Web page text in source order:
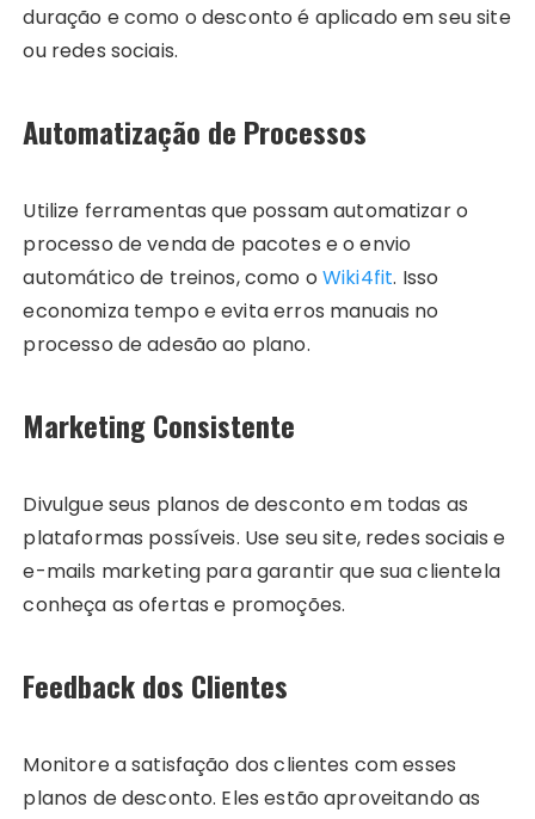
duração e como o desconto é aplicado em seu site
ou redes sociais.
Automatização de Processos
Utilize ferramentas que possam automatizar o
processo de venda de pacotes e o envio
automático de treinos, como o Wiki4fit. Isso
economiza tempo e evita erros manuais no
processo de adesão ao plano.
Marketing Consistente
Divulgue seus planos de desconto em todas as
plataformas possíveis. Use seu site, redes sociais e
e-mails marketing para garantir que sua clientela
conheça as ofertas e promoções.
Feedback dos Clientes
Monitore a satisfação dos clientes com esses
planos de desconto. Eles estão aproveitando as